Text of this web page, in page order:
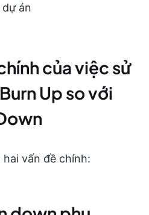
án
của việc sử
Up so với
vấn đề chính: